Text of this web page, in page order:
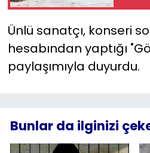
Ünlü sanatçı, konseri
hesabından yaptığı
paylaşımıyla duyurdu.
Bunlar da ilginizi